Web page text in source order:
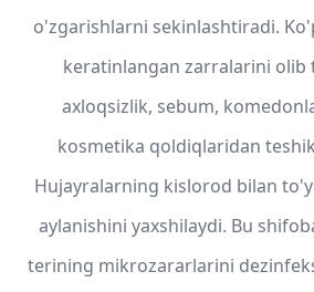
o'zgarishlarni sekinlashtiradi.
keratinlangan zarralarini olib
axloqsizlik, sebum,
kosmetika qoldiqlaridan
Hujayralarning kislorod bilan
aylanishini yaxshilaydi. Bu
terining mikrozararlarini